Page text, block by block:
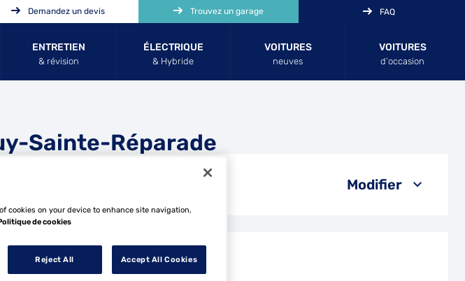
ENTRETIEN
& révision
ÉLECTRIQUE
& Hybride
VOITURES
neuves
VOITURES
d’occasion
Demandez un devis Trouvez un garage FAQ
Sainte-Réparade
Modifier
Sainte-Réparade
cookies on your device to enhance site navigation,
de cookies
Reject All Accept All Cookies